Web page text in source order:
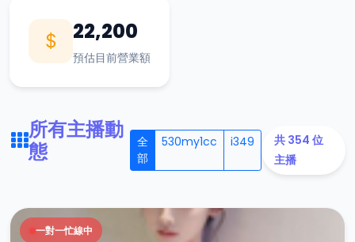
22,200
預估目前營業額
所有主播動
態
全
部
530my1cc i349
共 354 位
主播
一對一忙線中